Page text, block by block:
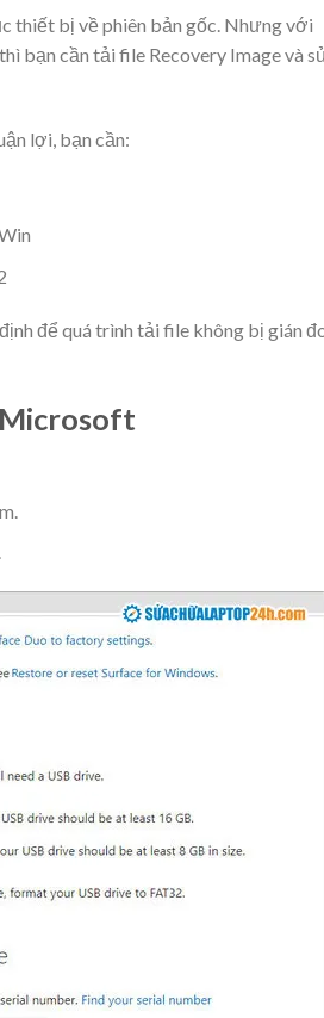
thiết bị về phiên bản gốc. Nhưng với
bạn cần tải file Recovery Image và
lợi, bạn cần:
để quá trình tải file không bị gián